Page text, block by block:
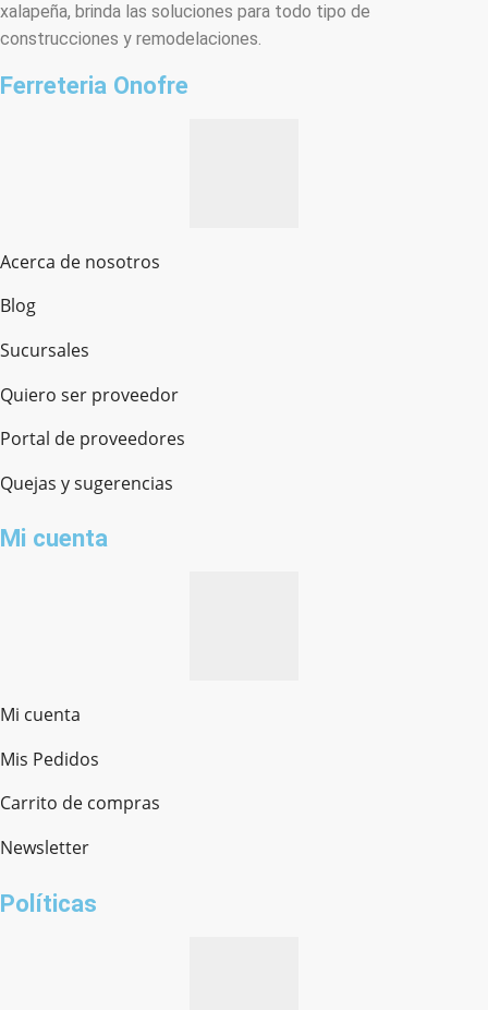
xalapeña, brinda las soluciones para todo tipo de
construcciones y remodelaciones.
Ferreteria Onofre
Acerca de nosotros
Blog
Sucursales
Quiero ser proveedor
Portal de proveedores
Quejas y sugerencias
Mi cuenta
Mi cuenta
Mis Pedidos
Carrito de compras
Newsletter
Políticas